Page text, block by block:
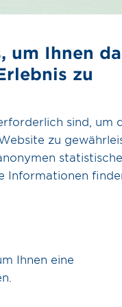
im Bereich
und Messanlagen
um Ihnen
zu
sind, um
zu
Informationen
Ihnen eine